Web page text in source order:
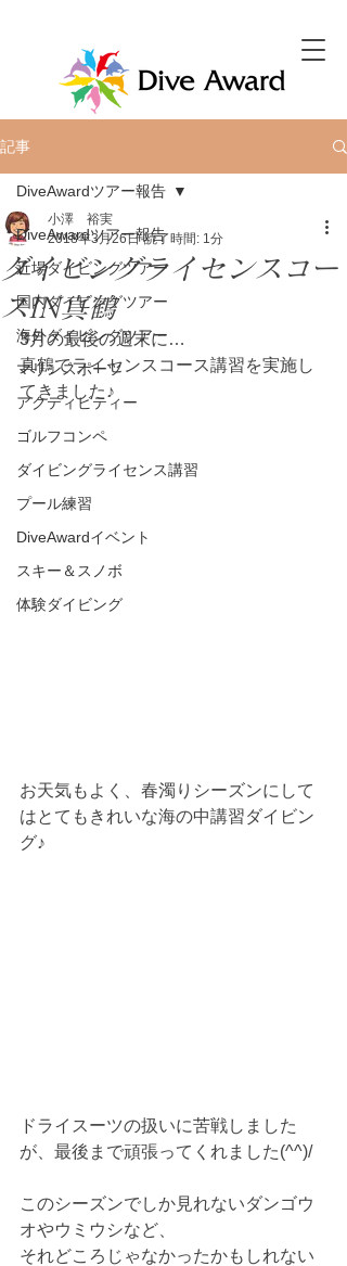
記事
DiveAwardツアー報告
近場ダイビングツアー
国内ダイビングツアー
海外ダイビングツアー
マリンスポーツ
アクティビティー
ゴルフコンペ
ダイビングライセンス講習
プール練習
DiveAwardイベント
スキー＆スノボ
体験ダイビング
DiveAwardツアー報告
ダイビングライセンスコー
スIN真鶴
小澤 裕実
2018年3月26日 読了時間: 1分
3月の最後の週末に…
真鶴でライセンスコース講習を実施し
てきました♪
お天気もよく、春濁りシーズンにして
はとてもきれいな海の中講習ダイビン
グ♪
ドライスーツの扱いに苦戦しました
が、最後まで頑張ってくれました(^^)/
このシーズンでしか見れないダンゴウ
オやウミウシなど、
それどころじゃなかったかもしれない